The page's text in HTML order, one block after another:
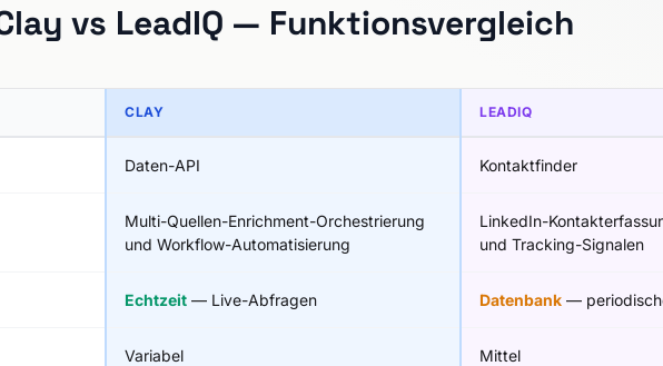
vs LeadIQ — Funktionsvergleich
CLAY LEADIQ
Daten-API Kontaktfinder
Multi-Quellen-Enrichment-Orchestrierung
und Workflow-Automatisierung
LinkedIn-
und Tracking-Signalen
Echtzeit — Live-Abfragen Datenbank —
Variabel Mittel